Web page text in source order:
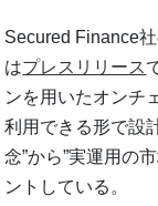
Secured Finance
はプレスリリース
ンを用いたオンチ
利用できる形で設
念”から”実運用の
ントしている。